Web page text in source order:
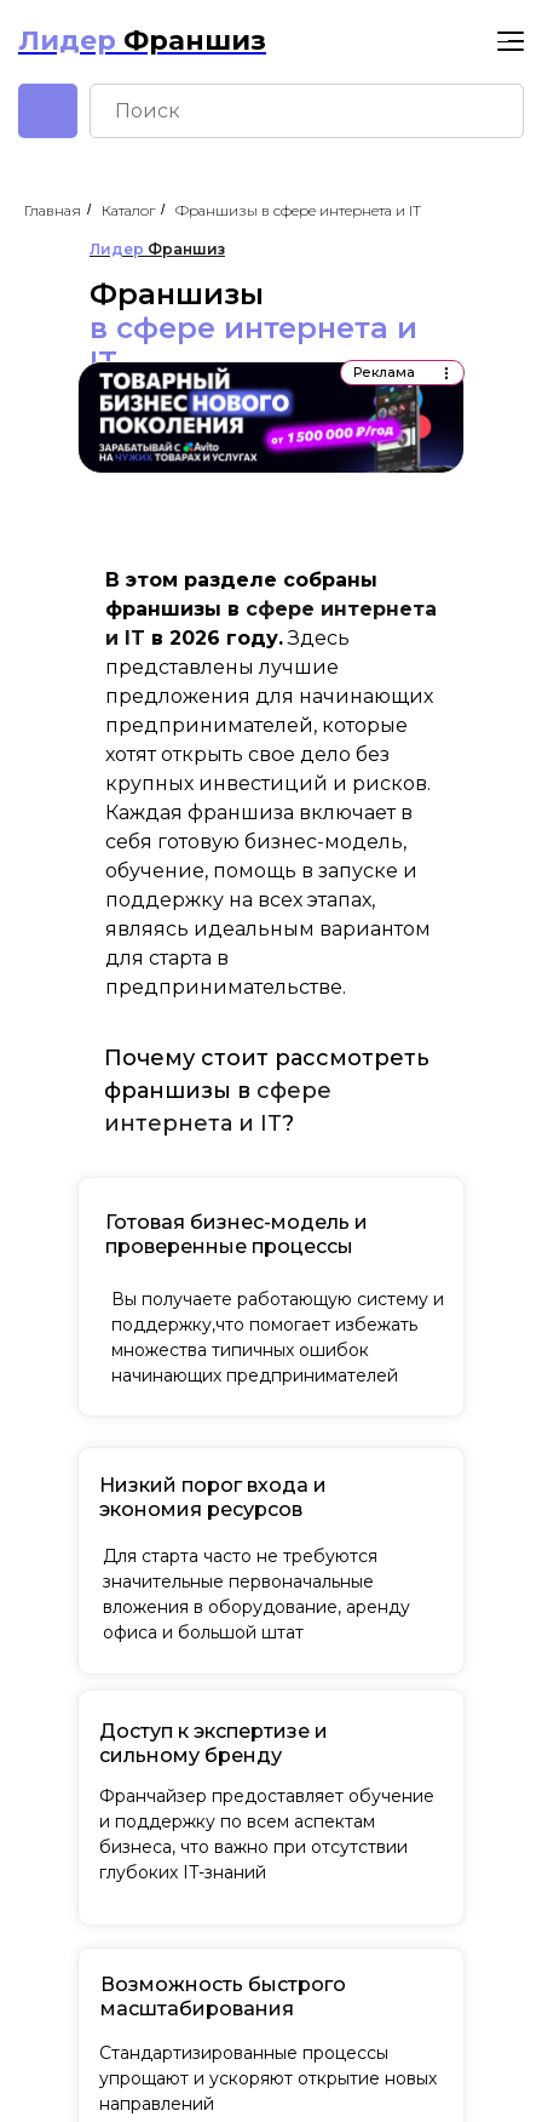
Лидер Франшиз
Главная / Каталог / Франшизы в сфере интернета и IT
Франшизы
в сфере интернета и
IT
Лидер Франшиз
Идеи для малого
бизнеса
Спортивные франшизы
постаматы
Интернет и IT
Товары для дома
Зоомагазины
Образование и
обучение
Детские франшизы
Красота и здоровье
товары
Реклама
В этом разделе собраны
франшизы в сфере интернета
и IT в 2026 году.Здесь
представлены лучшие
предложения для начинающих
предпринимателей, которые
хотят открыть свое дело без
крупных инвестиций и рисков.
Каждая франшиза включает в
себя готовую бизнес-модель,
обучение, помощь в запуске и
поддержку на всех этапах,
являясь идеальным вариантом
для старта в
предпринимательстве.
Почему стоит рассмотреть
франшизы в сфере
интернета и IT?
Готовая бизнес-модель и
проверенные процессы
Низкий порог входа и
экономия ресурсов
Доступ к экспертизе и
сильному бренду
Возможность быстрого
масштабирования
Стандартизированные процессы
упрощают и ускоряют открытие новых
направлений
Франчайзер предоставляет обучение
и поддержку по всем аспектам
бизнеса, что важно при отсутствии
глубоких IT-знаний
Вы получаете работающую систему и
поддержку,что помогает избежать
множества типичных ошибок
начинающих предпринимателей
Для старта часто не требуются
значительные первоначальные
вложения в оборудование, аренду
офиса и большой штат